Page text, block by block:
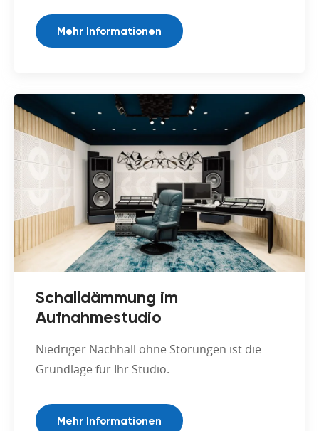
Mehr Informationen
Schalldämmung im
Aufnahmestudio
Niedriger Nachhall ohne Störungen ist die
Grundlage für Ihr Studio.
Mehr Informationen